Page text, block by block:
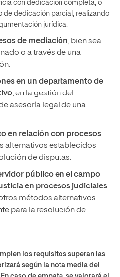
con dedicación completa, o
de dedicación parcial, realizando
jurídica:
de mediación; bien sea
o a través de una
en un departamento de
, en la gestión del
asesoría legal de una
en relación con procesos
alternativos establecidos
de disputas.
público en el campo
en procesos judiciales
métodos alternativos
para la resolución de
los requisitos superan las
según la nota media del